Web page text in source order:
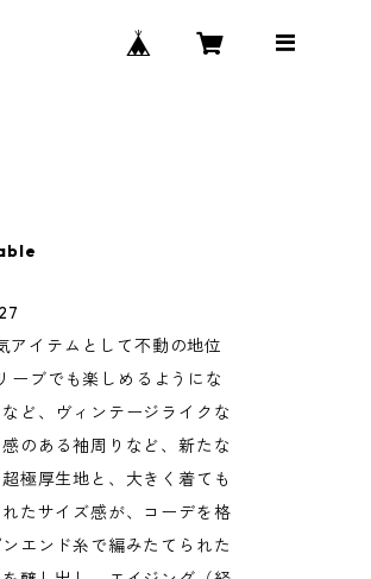
アイテムとして不動の地位
ーブでも楽しめるようにな
ど、ヴィンテージライクな
のある袖周りなど、新たな
極厚生地と、大きく着ても
たサイズ感が、コーデを格
エンド糸で編みたてられた